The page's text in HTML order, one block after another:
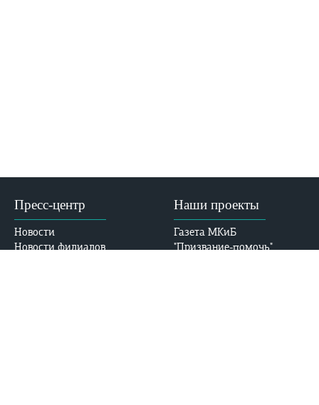
Пресс-центр
Новости
Новости филиалов
Наши проекты
Газета МКиБ
"Призвание-помочь"